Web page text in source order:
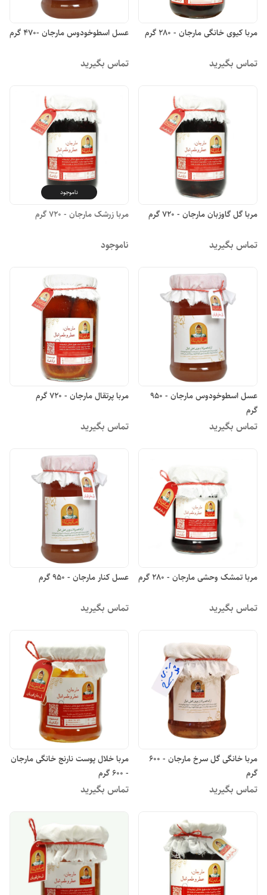
مربا کیوی خانگی مارجان - 280 گرم
تماس بگیرید
عسل اسطوخودوس مارجان -470 گرم
تماس بگیرید
مربا گل گاوزبان مارجان - 720 گرم
تماس بگیرید
ناموجود
مربا زرشک مارجان - 720 گرم
ناموجود
عسل اسطوخودوس مارجان - 950
گرم
تماس بگیرید
مربا پرتقال مارجان - 720 گرم
تماس بگیرید
مربا تمشک وحشی مارجان - 280 گرم
تماس بگیرید
عسل کنار مارجان - 950 گرم
تماس بگیرید
مربا خانگی گل سرخ مارجان - 600
گرم
تماس بگیرید
مربا خلال پوست نارنج خانگی مارجان
- 600 گرم
تماس بگیرید